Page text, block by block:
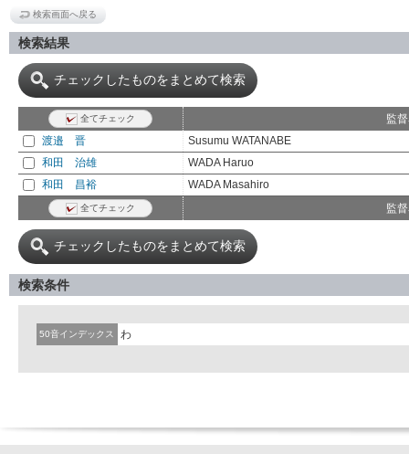
検索画面へ戻る
検索結果
チェックしたものをまとめて検索
全てチェック 監
全てチェック 監
渡邉 晋
Susumu WATANABE
和田 治雄
WADA Haruo
和田 昌裕
WADA Masahiro
チェックしたものをまとめて検索
検索条件
50音インデックス わ